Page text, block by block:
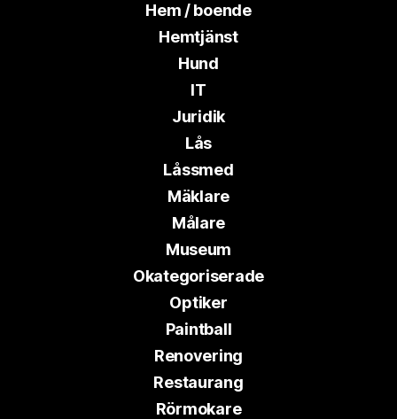
Hem / boende
Hemtjänst
Hund
IT
Juridik
Lås
Låssmed
Mäklare
Målare
Museum
Okategoriserade
Optiker
Paintball
Renovering
Restaurang
Rörmokare